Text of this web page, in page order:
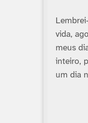
vida,
meus
inteiro,
um dia